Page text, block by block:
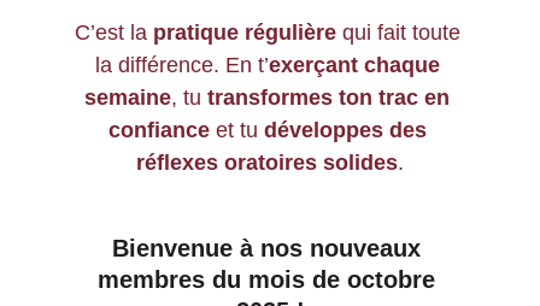
C’est la pratique régulière qui fait toute
la différence. En t’exerçant chaque
semaine, tu transformes ton trac en
confiance et tu développes des
réflexes oratoires solides.
Bienvenue à nos nouveaux
membres du mois de octobre